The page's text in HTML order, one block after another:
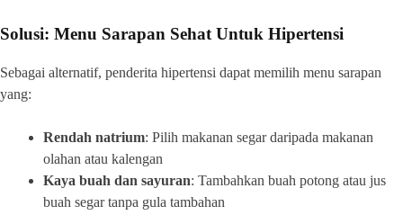
Solusi: Menu Sarapan Sehat Untuk Hipertensi
Sebagai alternatif, penderita hipertensi dapat memilih menu sarapan
yang:
Rendah natrium: Pilih makanan segar daripada makanan
olahan atau kalengan
Kaya buah dan sayuran: Tambahkan buah potong atau jus
buah segar tanpa gula tambahan